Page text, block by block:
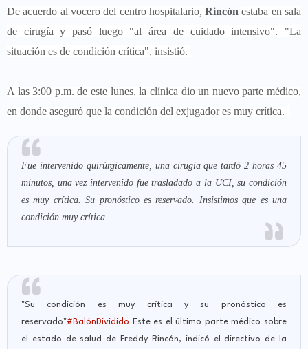
De acuerdo al vocero del centro hospitalario,Rincónestaba en sala
de cirugía y pasó luego "al área de cuidado intensivo". "La
situación es de condición crítica", insistió.
A las 3:00 p.m. de este lunes, la clínica dio un nuevo parte médico,
en donde aseguró que la condición del exjugador es muy crítica.
Fue intervenido quirúrgicamente, una cirugía que tardó 2 horas 45
minutos, una vez intervenido fue trasladado a la UCI, su condición
es muy crítica. Su pronóstico es reservado. Insistimos que es una
condición muy crítica
"Su condición es muy crítica y su pronóstico es
reservado"#BalónDividido Este es el último parte médico sobre
el estado de salud de Freddy Rincón, indicó el directivo de la